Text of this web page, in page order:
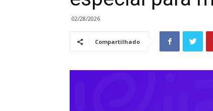
02/28/2026
Compartilhado